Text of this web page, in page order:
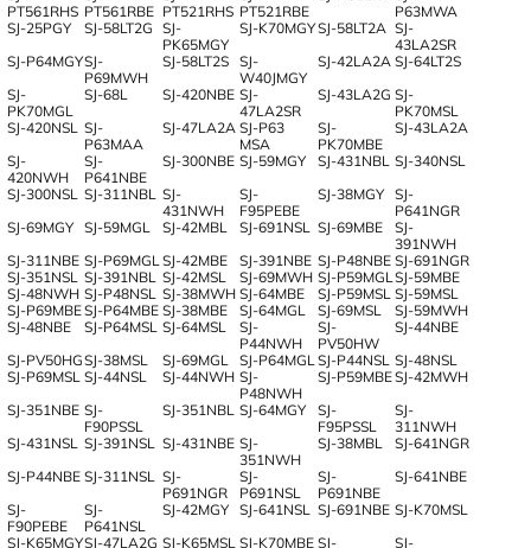
PT561RHS PT561RBE PT521RHS PT521RBE
P63MWA
SJ-25PGY
SJ-58LT2G SJ-
PK65MGY
SJ-K70MGYSJ-58LT2A SJ-
43LA2SR
SJ-P64MGYSJ-
P69MWH
SJ-58LT2S
SJ-
W40JMGY
SJ-42LA2A SJ-64LT2S
SJ-
PK70MGL
SJ-68L SJ-420NBE SJ-
47LA2SR
SJ-43LA2G SJ-
PK70MSL
SJ-420NSL
SJ-
P63MAA
SJ-47LA2A SJ-P63
MSA
SJ-
PK70MBE
SJ-43LA2A
SJ-
420NWH
SJ-
P641NBE
SJ-300NBE SJ-59MGY SJ-431NBL SJ-340NSL
SJ-300NSL
SJ-311NBL
SJ-
431NWH
SJ-
F95PEBE
SJ-38MGY
SJ-
P641NGR
SJ-69MGY
SJ-59MGL SJ-42MBL SJ-691NSL SJ-69MBE
SJ-
391NWH
SJ-311NBE SJ-P69MGL SJ-42MBE SJ-391NBE SJ-P48NBE SJ-691NGR
SJ-351NSL
SJ-391NBL SJ-42MSL SJ-69MWH SJ-P59MGL SJ-59MBE
SJ-48NWH SJ-P48NSL SJ-38MWH SJ-64MBE SJ-P59MSL SJ-59MSL
SJ-P69MBESJ-P64MBE SJ-38MBE SJ-64MGL SJ-69MSL
SJ-59MWH
SJ-48NBE
SJ-P64MSL SJ-64MSL
SJ-
P44NWH
SJ-
PV50HW
SJ-44NBE
SJ-PV50HGSJ-38MSL SJ-69MGL SJ-P64MGL SJ-P44NSL SJ-48NSL
SJ-P69MSL SJ-44NSL SJ-44NWH SJ-
P48NWH
SJ-P59MBESJ-42MWH
SJ-351NBE SJ-
F90PSSL
SJ-351NBL SJ-64MGY
SJ-
F95PSSL
SJ-
311NWH
SJ-431NSL
SJ-391NSL SJ-431NBE SJ-
351NWH
SJ-38MBL
SJ-641NGR
SJ-P44NBE SJ-311NSL
SJ-
P691NGR
SJ-
P691NSL
SJ-
P691NBE
SJ-641NBE
SJ-
F90PEBE
SJ-
P641NSL
SJ-42MGY SJ-641NSL SJ-691NBE SJ-K70MSL
SJ-K65MGYSJ-47LA2G SJ-K65MSL SJ-K70MBE SJ-
SJ-